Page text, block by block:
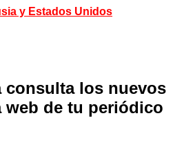
y Estados Unidos
consulta los nuevos
web de tu periódico